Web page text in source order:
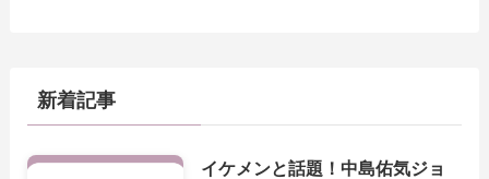
新着記事
イケメンと話題！中島佑気ジョ